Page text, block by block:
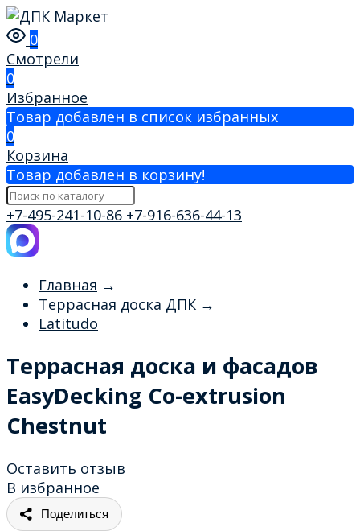
0
Смотрели
0
Избранное
Товар добавлен в список избранных
0
Корзина
Товар добавлен в корзину!
+7-495-241-10-86 +7-916-636-44-13
Главная →
Террасная доска ДПК →
Latitudo
Террасная доска и фасадов
EasyDecking Co-extrusion
Chestnut
Оставить отзыв
В избранное
Поделиться